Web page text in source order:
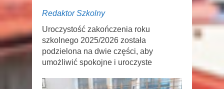
Redaktor Szkolny
Uroczystość zakończenia roku
szkolnego 2025/2026 została
podzielona na dwie części, aby
umożliwić spokojne i uroczyste